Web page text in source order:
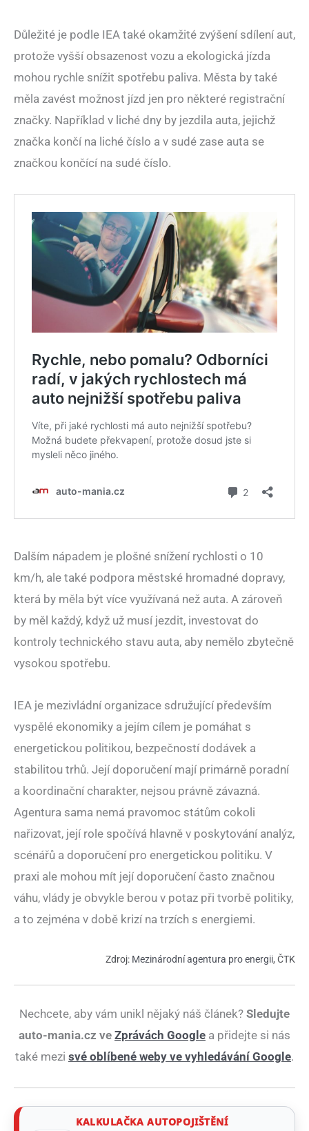
Důležité je podle IEA také okamžité zvýšení sdílení aut,
protože vyšší obsazenost vozu a ekologická jízda
mohou rychle snížit spotřebu paliva. Města by také
měla zavést možnost jízd jen pro některé registrační
značky. Například v liché dny by jezdila auta, jejichž
značka končí na liché číslo a v sudé zase auta se
značkou končící na sudé číslo.
Dalším nápadem je plošné snížení rychlosti o 10
km/h, ale také podpora městské hromadné dopravy,
která by měla být více využívaná než auta. A zároveň
by měl každý, když už musí jezdit, investovat do
kontroly technického stavu auta, aby nemělo zbytečně
vysokou spotřebu.
IEA je mezivládní organizace sdružující především
vyspělé ekonomiky a jejím cílem je pomáhat s
energetickou politikou, bezpečností dodávek a
stabilitou trhů. Její doporučení mají primárně poradní
a koordinační charakter, nejsou právně závazná.
Agentura sama nemá pravomoc státům cokoli
nařizovat, její role spočívá hlavně v poskytování analýz,
scénářů a doporučení pro energetickou politiku. V
praxi ale mohou mít její doporučení často značnou
váhu, vlády je obvykle berou v potaz při tvorbě politiky,
a to zejména v době krizí na trzích s energiemi.
Zdroj: Mezinárodní agentura pro energii, ČTK
Nechcete, aby vám unikl nějaký náš článek? Sledujte
auto-mania.cz ve Zprávách Google a přidejte si nás
také mezi své oblíbené weby ve vyhledávání Google.
KALKULAČKA AUTOPOJIŠTĚNÍ